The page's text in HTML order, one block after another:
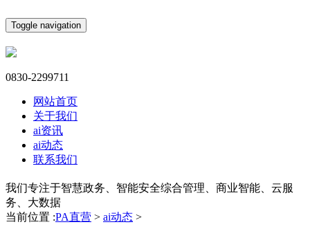
Toggle navigation
0830-2299711
网站首页
关于我们
ai资讯
ai动态
联系我们
我们专注于智慧政务、智能安全综合管理、商业智能、云服
务、大数据
当前位置 :PA直营 > ai动态 >